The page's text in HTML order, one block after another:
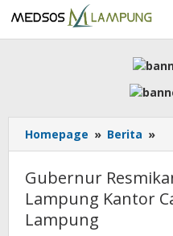
to
content
Homepage » Berita »
Gubernur
Lampung Kantor
Lampung